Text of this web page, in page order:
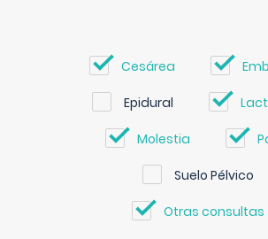
Cesárea
Epidural
Molestia
Suelo Pélvico
Otras consultas